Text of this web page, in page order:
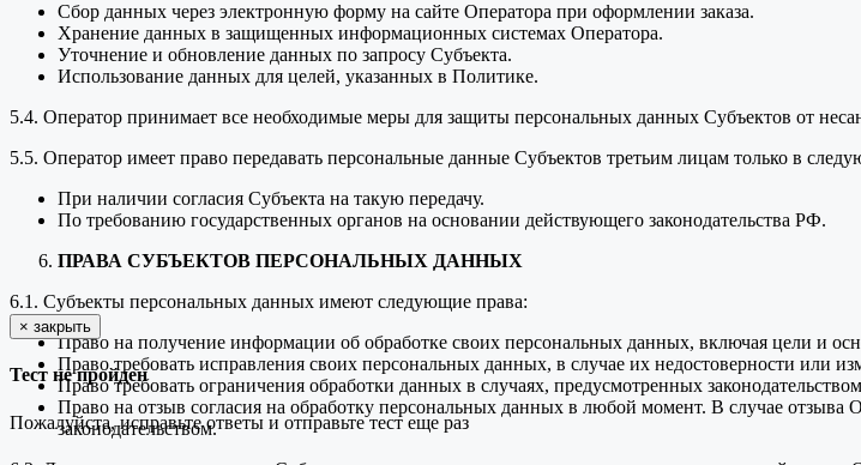
× закрыть
Тест не пройден
Пожалуйста, исправьте ответы и отправьте тест еще раз
Сбор данных через электронную форму на сайте Оператора при оформлении заказа.
Хранение данных в защищенных информационных системах Оператора.
Уточнение и обновление данных по запросу Субъекта.
Использование данных для целей, указанных в Политике.
5.4. Оператор принимает все необходимые меры для защиты персональных данных Субъектов от
5.5. Оператор имеет право передавать персональные данные Субъектов третьим лицам только в
При наличии согласия Субъекта на такую передачу.
По требованию государственных органов на основании действующего законодательства РФ.
ПРАВА СУБЪЕКТОВ ПЕРСОНАЛЬНЫХ ДАННЫХ
6.1. Субъекты персональных данных имеют следующие права:
Право на получение информации об обработке своих персональных данных, включая цели и
Право требовать исправления своих персональных данных, в случае их недостоверности или
Право требовать ограничения обработки данных в случаях, предусмотренных
Право на отзыв согласия на обработку персональных данных в любой момент. В случае
законодательством.